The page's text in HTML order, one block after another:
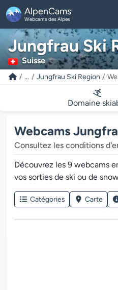
AlpenCams
Webcams des Alpes
Jungfrau Ski
Suisse
... Jungfrau Ski Region
Domaine
Webcams
Consultez les conditions
Découvrez les 9 webcams
vos sorties de ski ou de
Catégories Carte